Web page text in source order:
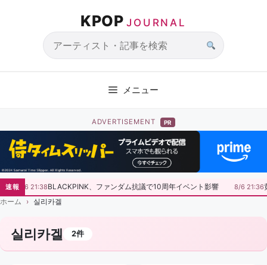
KPOP JOURNAL
サ
メニュー
ADVERTISEMENT PR
速報8/6 21:38BLACKPINK、ファンダム抗議で10周年イベント影響 8/6 21:36
ホーム
실리카겔
실리카겔 2件